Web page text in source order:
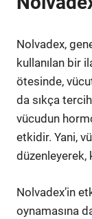
Nolvadex,
kullanılan bir
ötesinde,
da sıkça
vücudun
etkidir. Yani,
Nolvadex’in
oynamasına